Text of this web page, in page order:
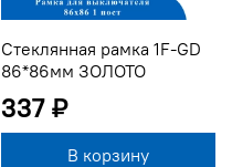
Стеклянная рамка 1F-GD
86*86мм ЗОЛОТО
337 ₽
В корзину